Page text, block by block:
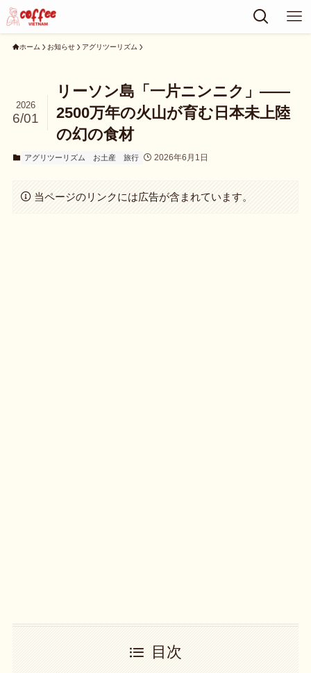
ホーム お知らせ アグリツーリズム
リーソン島「一片ニンニク」——
2500万年の火山が育む日本未上陸
の幻の食材
2026
6/01
アグリツーリズム お土産 旅行 2026年6月1日
当ページのリンクには広告が含まれています。
目次